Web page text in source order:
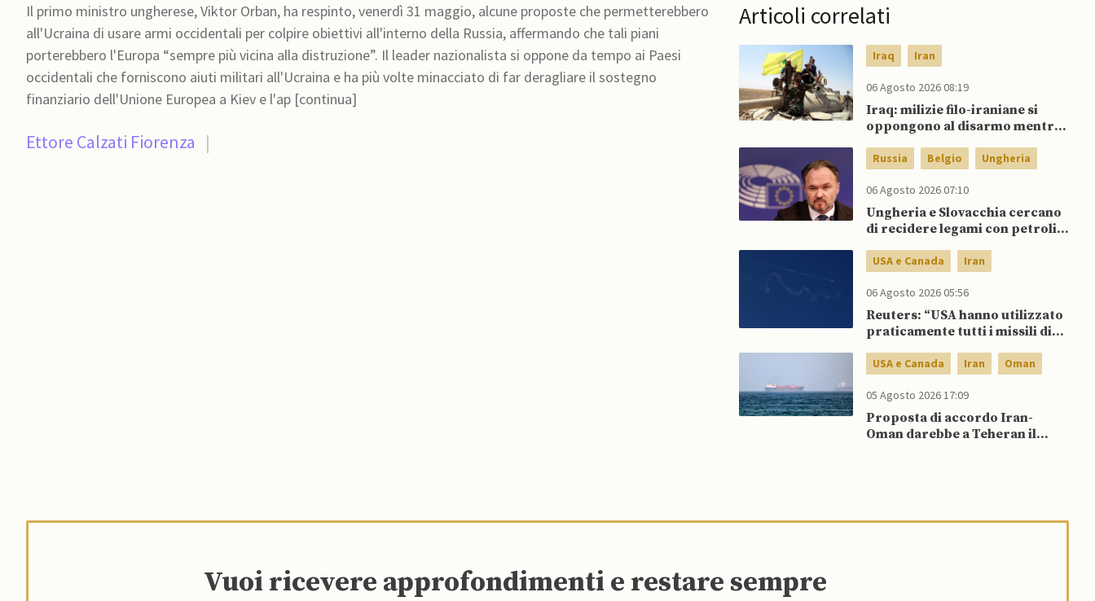
Il primo ministro ungherese, Viktor Orban, ha respinto, venerdì 31 maggio, alcune proposte che permetterebbero
all'Ucraina di usare armi occidentali per colpire obiettivi all'interno della Russia, affermando che tali piani
porterebbero l'Europa “sempre più vicina alla distruzione”. Il leader nazionalista si oppone da tempo ai Paesi
occidentali che forniscono aiuti militari all'Ucraina e ha più volte minacciato di far deragliare il sostegno
finanziario dell'Unione Europea a Kiev e l'ap [continua]
Ettore Calzati Fiorenza |
Articoli correlati
Iraq Iran
06 Agosto 2026 08:19
Iraq: milizie filo-iraniane si
oppongono al disarmo mentre
settembre
Russia Belgio Ungheria
06 Agosto 2026 07:10
Ungheria e Slovacchia cercano
di recidere legami con petrolio
dipendenza da GNL russo
USA e Canada Iran
06 Agosto 2026 05:56
Reuters: “USA hanno utilizzato
praticamente tutti i missili di
USA e Canada Iran Oman
05 Agosto 2026 17:09
Proposta di accordo Iran-
Oman darebbe a Teheran il
Vuoi ricevere approfondimenti e restare sempre